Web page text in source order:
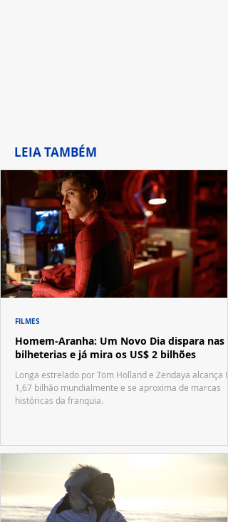
LEIA TAMBÉM
Homem-Aranha: Um Novo Dia dispara nas
bilheterias e já mira os US$ 2 bilhões
Longa estrelado por Tom Holland e Zendaya alcança
1,67 bilhão mundialmente e se aproxima de marcas
históricas da franquia.
FILMES